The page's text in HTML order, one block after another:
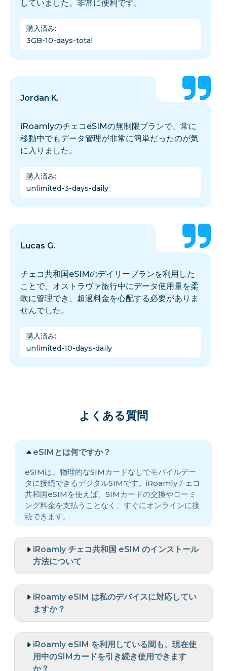
していました。非常に便利です。
購入済み:
3GB-10-days-total
Jordan K.
iRoamlyのチェコeSIMの無制限プランで、常に
移動中でもデータ管理が非常に簡単だったのが気
に入りました。
購入済み:
unlimited-3-days-daily
Lucas G.
チェコ共和国eSIMのデイリープランを利用した
ことで、オストラヴァ旅行中にデータ使用量を柔
軟に管理でき、超過料金を心配する必要がありま
せんでした。
購入済み:
unlimited-10-days-daily
よくある質問
eSIMとは何ですか？
eSIMは、物理的なSIMカードなしでモバイルデー
タに接続できるデジタルSIMです。iRoamlyチェコ
共和国eSIMを使えば、SIMカードの交換やローミ
ング料金を支払うことなく、すぐにオンラインに接
続できます。
iRoamly チェコ共和国 eSIM のインストール
方法について
iRoamly eSIM は私のデバイスに対応してい
ますか？
iRoamly eSIM を利用している間も、現在使
用中のSIMカードを引き続き使用できます
か？